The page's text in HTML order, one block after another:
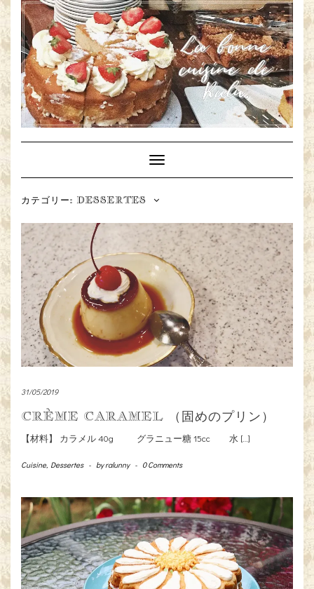
Toggle
Navigation
カテゴリー: DESSERTES
31/05/2019
CRÈME CARAMEL （固めのプリン）
【材料】 カラメル 40g グラニュー糖 15cc 水 […]
Cuisine, Dessertes - byralunny - 0 Comments